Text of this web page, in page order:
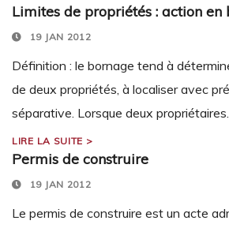
Limites de propriétés : action en
19 JAN 2012
Définition : le bornage tend à
de deux propriétés, à localiser avec
séparative. Lorsque deux
LIRE LA SUITE >
Permis de construire
19 JAN 2012
Le permis de construire est un acte